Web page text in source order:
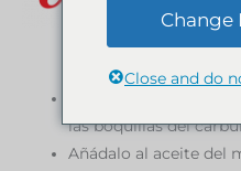
LIMPIEZA
Añádalo al
las boquillas del
Añádalo al aceite del
Change
Close and do